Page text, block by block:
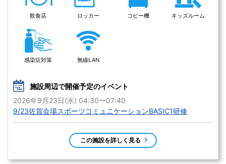
飲食店 ロッカー コピー機 キッズルーム
感染症対策 無線LAN
施設周辺で開催予定のイベント
2026年9月23日(水) 04:30〜07:40
9/23佐賀会場スポーツコミュニケーションBASIC1研修
この施設を詳しく見る